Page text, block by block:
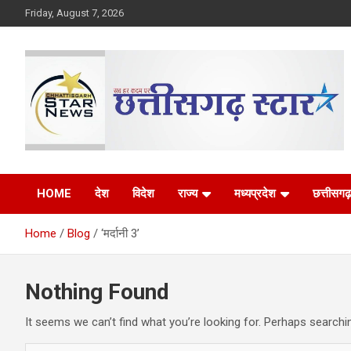
to
Friday, August 7, 2026
Chhattisgarh Star
HOME देश विदेश राज्य मध्यप्रदेश छत्तीसगढ़
Home Blog ‘मर्दानी 3’
Nothing Found
It seems we can’t find what you’re looking for. Perhaps